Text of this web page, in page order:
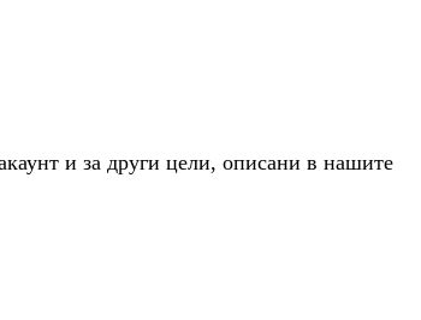
и за други цели, описани в нашите